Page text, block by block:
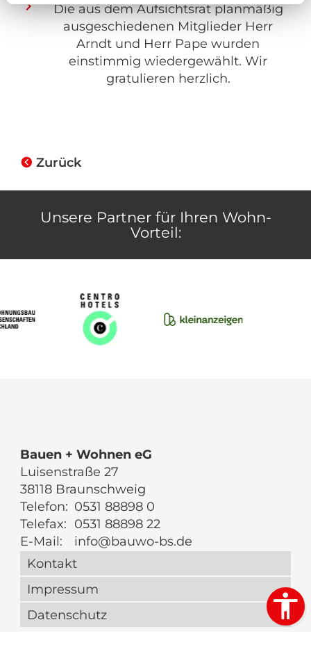
Die aus dem Aufsichtsrat planmäßig
ausgeschiedenen Mitglieder Herr
Arndt und Herr Pape wurden
einstimmig wiedergewählt. Wir
gratulieren herzlich.
Zurück
Unsere Partner für Ihren Wohn-
Vorteil:
Bauen + Wohnen eG
Luisenstraße 27
38118 Braunschweig
Telefon: 0531 88898 0
Telefax: 0531 88898 22
E-Mail:
info@bauwo-bs.de
Kontakt
Impressum
Datenschutz